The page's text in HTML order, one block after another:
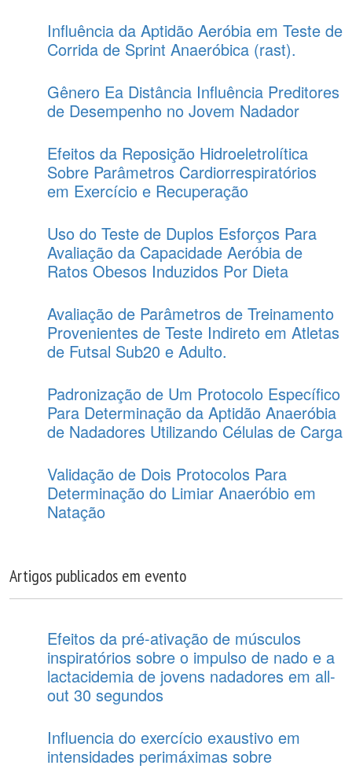
Influência da Aptidão Aeróbia em Teste de
Corrida de Sprint Anaeróbica (rast).
Gênero Ea Distância Influência Preditores
de Desempenho no Jovem Nadador
Efeitos da Reposição Hidroeletrolítica
Sobre Parâmetros Cardiorrespiratórios
em Exercício e Recuperação
Uso do Teste de Duplos Esforços Para
Avaliação da Capacidade Aeróbia de
Ratos Obesos Induzidos Por Dieta
Avaliação de Parâmetros de Treinamento
Provenientes de Teste Indireto em Atletas
de Futsal Sub20 e Adulto.
Padronização de Um Protocolo Específico
Para Determinação da Aptidão Anaeróbia
de Nadadores Utilizando Células de Carga
Validação de Dois Protocolos Para
Determinação do Limiar Anaeróbio em
Natação
Artigos publicados em evento
Efeitos da pré-ativação de músculos
inspiratórios sobre o impulso de nado e a
lactacidemia de jovens nadadores em all-
out 30 segundos
Influencia do exercício exaustivo em
intensidades perimáximas sobre